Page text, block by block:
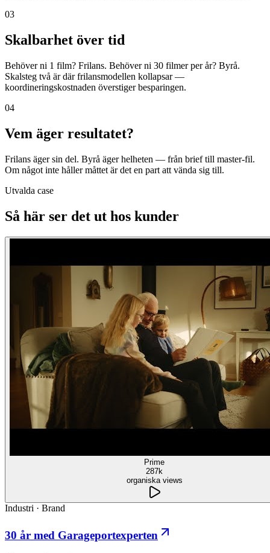
03
Skalbarhet över tid
Behöver ni 1 film? Frilans. Behöver ni 30 filmer per år? Byrå.
Skalsteg två är där frilansmodellen kollapsar —
koordineringskostnaden överstiger besparingen.
04
Vem äger resultatet?
Frilans äger sin del. Byrå äger helheten — från brief till master-fil.
Om något inte håller måttet är det en part att vända sig till.
Utvalda case
Så här ser det ut hos kunder
Prime
287k
organiska views
Industri · Brand
30 år med Garageportexperten